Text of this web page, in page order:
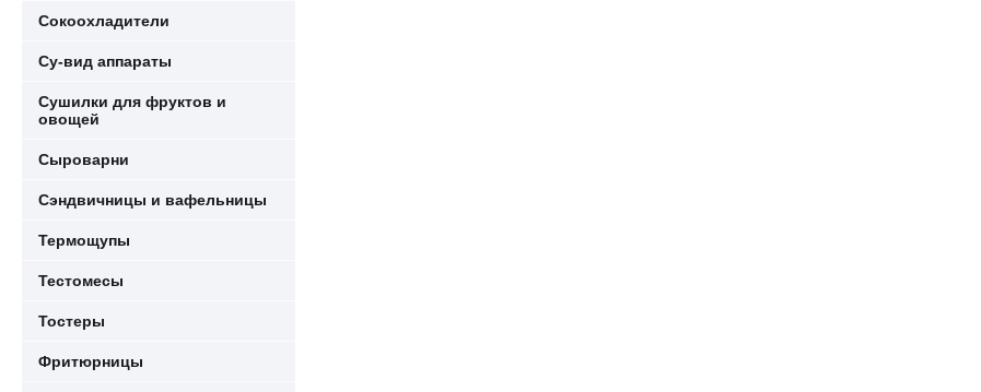
Сокоохладители
Су-вид аппараты
Сушилки для фруктов и
овощей
Сыроварни
Сэндвичницы и вафельницы
Термощупы
Тестомесы
Тостеры
Фритюрницы